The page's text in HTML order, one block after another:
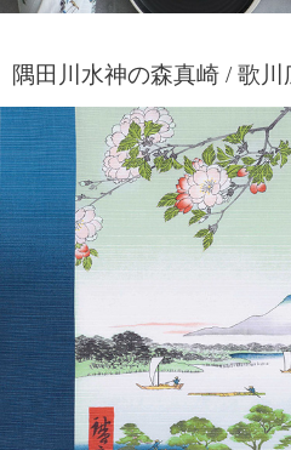
隅田川水神の森真崎 / 歌川